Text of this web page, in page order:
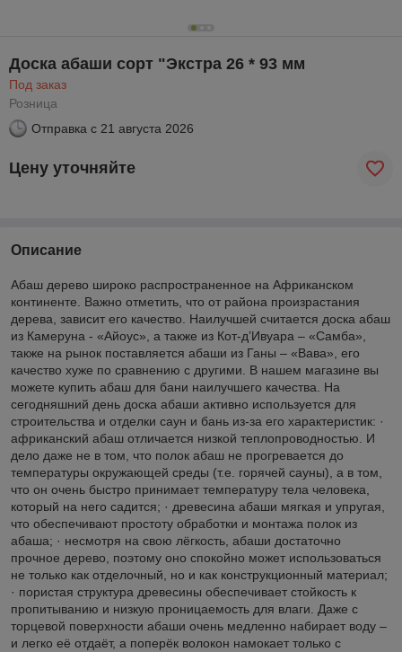
Доска абаши сорт "Экстра 26 * 93 мм
Под заказ
Розница
Отправка с 21 августа 2026
Цену уточняйте
Описание
Абаш дерево широко распространенное на Африканском
континенте. Важно отметить, что от района произрастания
дерева, зависит его качество. Наилучшей считается доска абаш
из Камеруна - «Айоус», а также из Кот-д’Ивуара – «Самба»,
также на рынок поставляется абаши из Ганы – «Вава», его
качество хуже по сравнению с другими. В нашем магазине вы
можете купить абаш для бани наилучшего качества. На
сегодняшний день доска абаши активно используется для
строительства и отделки саун и бань из-за его характеристик: ·
африканский абаш отличается низкой теплопроводностью. И
дело даже не в том, что полок абаш не прогревается до
температуры окружающей среды (т.е. горячей сауны), а в том,
что он очень быстро принимает температуру тела человека,
который на него садится; · древесина абаши мягкая и упругая,
что обеспечивают простоту обработки и монтажа полок из
абаша; · несмотря на свою лёгкость, абаши достаточно
прочное дерево, поэтому оно спокойно может использоваться
не только как отделочный, но и как конструкционный материал;
· пористая структура древесины обеспечивает стойкость к
пропитыванию и низкую проницаемость для влаги. Даже с
торцевой поверхности абаши очень медленно набирает воду –
и легко её отдаёт, а поперёк волокон намокает только с